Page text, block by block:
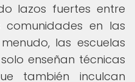
lazos fuertes entre
en las
las escuelas
enseñan técnicas
también inculcan